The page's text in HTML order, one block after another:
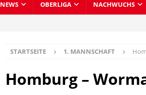
NEWS OBERLIGA NACHWUCHS
STARTSEITE 1. MANNSCHAFT
Homburg –